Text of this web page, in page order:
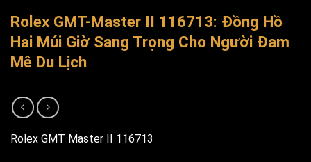
Rolex GMT-Master II 116713: Đồng Hồ
Hai Múi Giờ Sang Trọng Cho Người Đam
Mê Du Lịch
Rolex GMT Master II 116713